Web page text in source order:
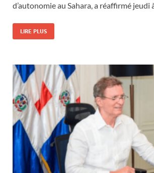
d’autonomie au Sahara, a réaffirmé jeudi
LIRE PLUS